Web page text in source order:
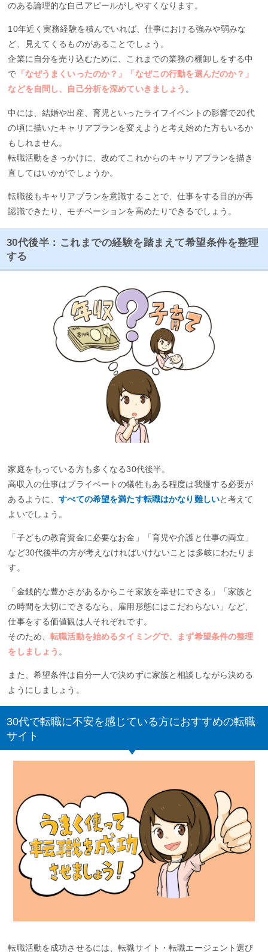
のある論理的な自己アピールがしやすくなります。
10年近く実務経験を積んでいれば、仕事における強みや弱みな
ど、見えてくるものがあることでしょう。
企業に自分を売り込むために、これまでの業務の棚卸しをする中
で 「なぜうまくいったのか？」「なぜこの行動を選んだのか？」
などを自問し、自己分析を深めていきましょう 。
中には、結婚や出産、育児といったライフイベントの影響で20代
の頃に描いたキャリアプランを変えようと考え始めた方もいるか
もしれません。
転職活動をきっかけに、改めてこれからのキャリアプランを描き
直してはいかがでしょうか。
転職後もキャリアプランを意識することで、仕事をする目的が再
認識できたり、モチベーションを高めたりできるでしょう。
30代後半：これまでの経験を踏まえて希望条件を整理
する
家庭をもっている方も多くなる30代後半。
高収入の仕事はプライベートの犠牲もある程度は我慢する必要が
あるように、すべての希望を満たす転職はかなり難しいと考えて
よいでしょう。
「子どもの教育資金に必要なお金」「育児や介護と仕事の両立」
など30代後半の方が考えなければいけないことは多岐にわたりま
す。
「金銭的な豊かさがあるからこそ家族を幸せにできる」「家族と
の時間を大切にできるなら、雇用形態にはこだわらない」など、
仕事をする価値観は人それぞれです。
そのため、転職活動を始めるタイミングで、まず希望条件の整理
をしましょう 。
また、希望条件は自分一人で決めずに家族と相談しながら決める
ようにしましょう。
30代で転職に不安を感じている方におすすめの転職
サイト
転職活動を成功させるには、転職サイト・転職エージェント選び